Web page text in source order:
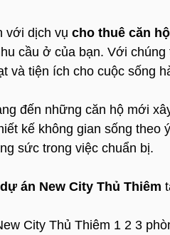
với dịch vụ cho thuê căn
cầu ở của bạn. Với
và tiện ích cho cuộc sống
đến những căn hộ mới
kế không gian sống
sức trong việc chuẩn bị.
dự án New City Thủ Thiêm